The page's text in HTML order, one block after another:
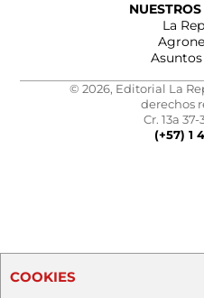
La
© 2026, Editorial La
derechos
Cr. 13a
(+57) 1
COOKIES